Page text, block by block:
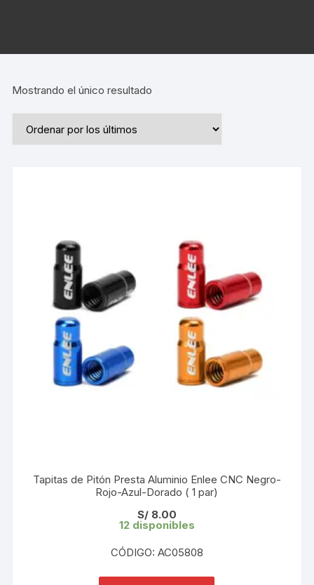
Mostrando el único resultado
Tapitas de Pitón Presta Aluminio Enlee CNC Negro-
Rojo-Azul-Dorado ( 1 par)
S/8.00
12 disponibles
CÓDIGO: AC05808